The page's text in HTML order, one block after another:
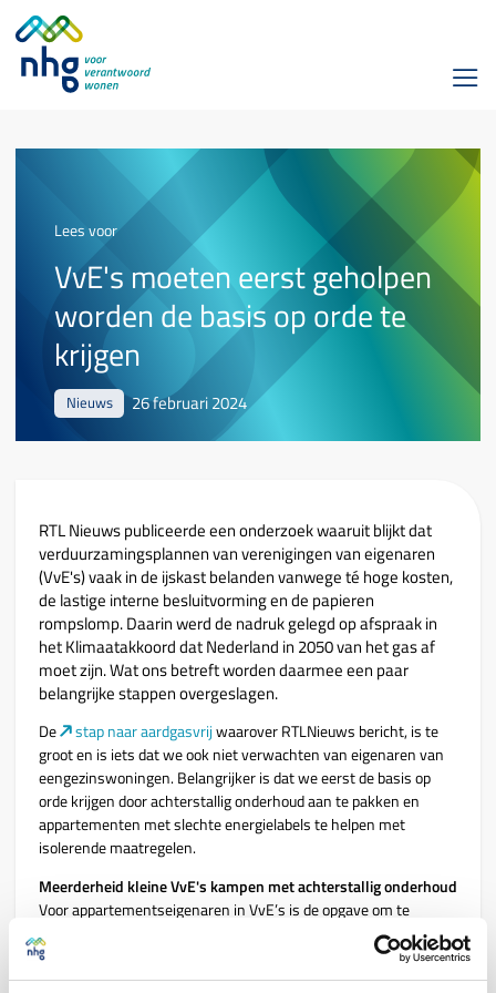
Lees voor
VvE's moeten eerst geholpen
worden de basis op orde te
krijgen
Nieuws 26 februari 2024
RTL Nieuws publiceerde een onderzoek waaruit blijkt dat
verduurzamingsplannen van verenigingen van eigenaren
(VvE's) vaak in de ijskast belanden vanwege té hoge kosten,
de lastige interne besluitvorming en de papieren
rompslomp. Daarin werd de nadruk gelegd op afspraak in
het Klimaatakkoord dat Nederland in 2050 van het gas af
moet zijn. Wat ons betreft worden daarmee een paar
belangrijke stappen overgeslagen.
De stap naar aardgasvrijwaarover RTLNieuws bericht, is te
groot en is iets dat we ook niet verwachten van eigenaren van
eengezinswoningen. Belangrijker is dat we eerst de basis op
orde krijgen door achterstallig onderhoud aan te pakken en
appartementen met slechte energielabels te helpen met
isolerende maatregelen.
Meerderheid kleine VvE's kampen met achterstallig onderhoud
Voor appartementseigenaren in VvE’s is de opgave om te
verduurzamen inderdaad ingewikkelder, omdat het gebouw
gezamenlijk bezit is. Wil je iets veranderen aan de buitenkant,
bijvoorbeeld het isoleren van het dak, de muren, de ramen of het